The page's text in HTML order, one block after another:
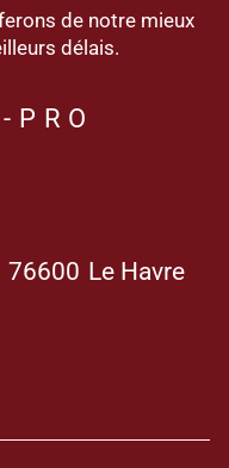
de notre mieux
délais.
76600 Le Havre